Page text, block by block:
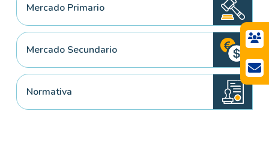
Mercado Primario
Mercado Secundario
Normativa